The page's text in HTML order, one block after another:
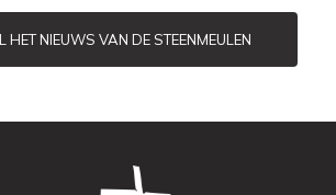
HET NIEUWS VAN DE STEENMEULEN